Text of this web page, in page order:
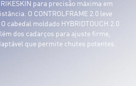
para precisão máxima em
O CONTROLFRAME 2.0 leve
cabedal moldado HYBRIDTOUCH 2.0
dos cadarços para ajuste firme,
que permite chutes potentes.